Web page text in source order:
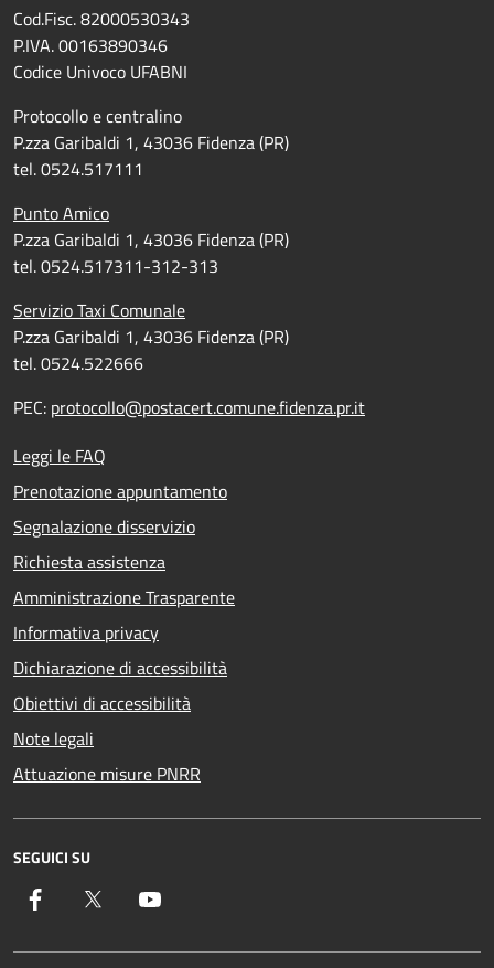
Cod.Fisc. 82000530343
P.IVA. 00163890346
Codice Univoco UFABNI
Protocollo e centralino
P.zza Garibaldi 1, 43036 Fidenza (PR)
tel. 0524.517111
Punto Amico
P.zza Garibaldi 1, 43036 Fidenza (PR)
tel. 0524.517311-312-313
Servizio Taxi Comunale
P.zza Garibaldi 1, 43036 Fidenza (PR)
tel. 0524.522666
PEC: protocollo@postacert.comune.fidenza.pr.it
Leggi le FAQ
Prenotazione appuntamento
Segnalazione disservizio
Richiesta assistenza
Amministrazione Trasparente
Informativa privacy
Dichiarazione di accessibilità
Obiettivi di accessibilità
Note legali
Attuazione misure PNRR
SEGUICI SU
Facebook Twitter